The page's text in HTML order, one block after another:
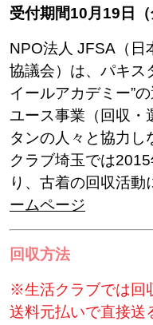
受付期間10月19日（
NPO法人 JFSA（日
協議会）は、パキス
イールアカデミー”
ユース事業（回収・
タンの人々と協力し
クラブ埼玉では
り、古着の回収活動
ームページ
回収方法
※生活クラブでは回
送料元払いで直接送